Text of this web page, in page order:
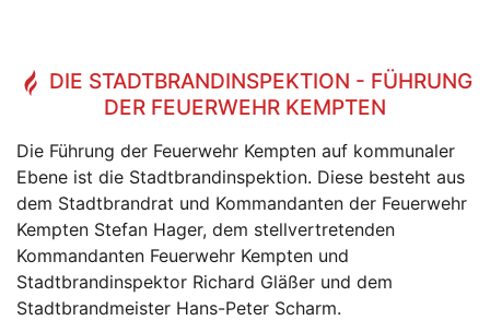
DIE STADTBRANDINSPEKTION - FÜHRUNG
DER FEUERWEHR KEMPTEN
Die Führung der Feuerwehr Kempten auf kommunaler
Ebene ist die Stadtbrandinspektion. Diese besteht aus
dem Stadtbrandrat und Kommandanten der Feuerwehr
Kempten Stefan Hager, dem stellvertretenden
Kommandanten Feuerwehr Kempten und
Stadtbrandinspektor Richard Gläßer und dem
Stadtbrandmeister Hans-Peter Scharm.